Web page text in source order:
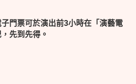
門票可於演出前3小時在「演藝電
先到先得。